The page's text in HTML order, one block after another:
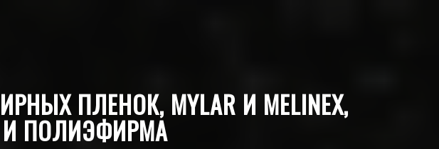
ПЛЕНОК, MYLAR И MELINEX,
И ПОЛИЭФИРМА